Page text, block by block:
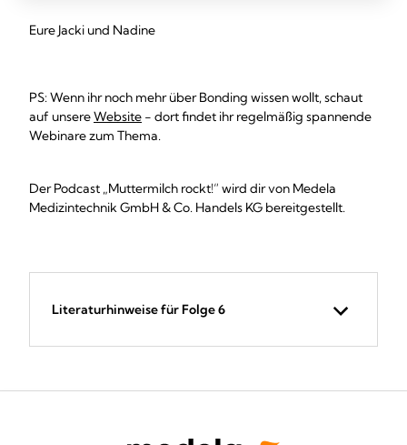
Eure Jacki und Nadine
PS: Wenn ihr noch mehr über Bonding wissen wollt, schaut
auf unsereWebsite - dort findet ihr regelmäßig spannende
Webinare zum Thema.
Der Podcast „Muttermilch rockt!“ wird dir von Medela
Medizintechnik GmbH & Co. Handels KG bereitgestellt.
Literaturhinweise für Folge 6